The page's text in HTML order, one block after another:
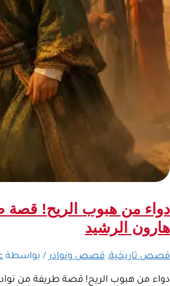
دواء من هبوب الريح! قصة
هارون الرشيد
قصص تاريخية, قصص ونوادر / بواسطة
دواء من هبوب الريح! قصة طريفة من